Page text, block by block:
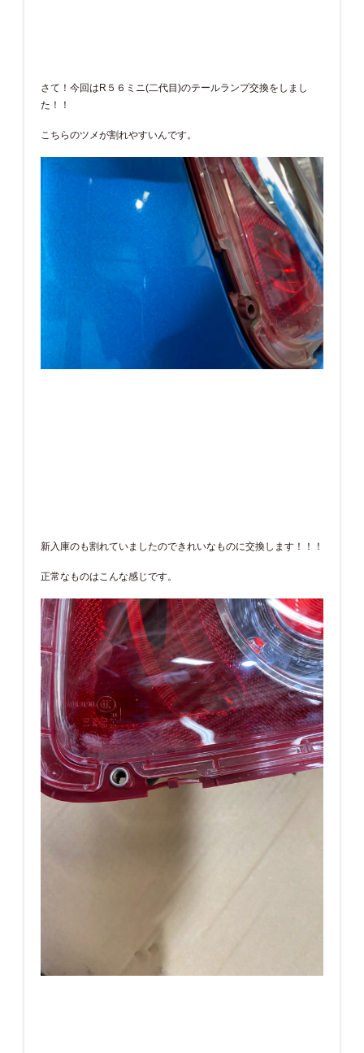
さて！今回はR５６ミニ(二代目)のテールランプ交換をしまし
た！！
こちらのツメが割れやすいんです。
新入庫のも割れていましたのできれいなものに交換します！！！
正常なものはこんな感じです。